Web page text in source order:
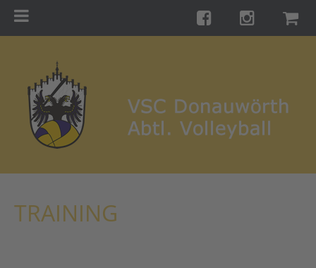
Training
Turniere
Kontakt
TRAINING